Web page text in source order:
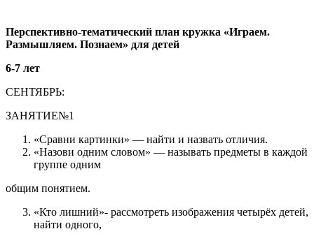
Перспективно-тематический план кружка «Играем.
Размышляем. Познаем» для детей
6-7 лет
СЕНТЯБРЬ:
ЗАНЯТИЕ№1
«Сравни картинки» — найти и назвать отличия.
«Назови одним словом» — называть предметы в каждой
группе одним
общим понятием.
«Кто лишний»- рассмотреть изображения четырёх детей,
найти одного,